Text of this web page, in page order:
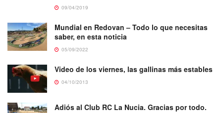
09/04/2019
Mundial en Redovan – Todo lo que necesitas
saber, en esta noticia
05/09/2022
Video de los viernes, las gallinas más estables
04/10/2013
Adiós al Club RC La Nucia. Gracias por todo.